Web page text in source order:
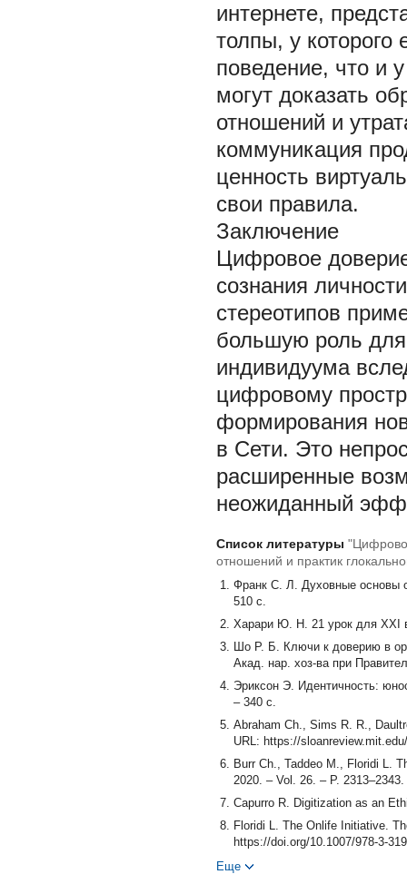
интернете,
толпы, у
поведение, что и
могут доказать
отношений и
коммуникация
ценность
свои правила.
Заключение
Цифровое
сознания
стереотипов
большую роль для
индивидуума
цифровому
формирования
в Сети. Это
расширенные
неожиданный
Список литературы
отношений и практик
Франк С. Л. Духовные основы
510 с.
Харари Ю. Н. 21 урок для ХХI
Шо Р. Б. Ключи к доверию в
Акад. нар. хоз-ва при
Эриксон Э. Идентичность:
– 340 с.
Abraham Ch., Sims R. R.,
URL: https://
Burr Ch., Taddeo М., Floridi L.
2020. – Vol. 26. – P. 2313–2343.
Capurro R. Digitization as an
Floridi L. The Onlife Initiative.
https://doi.org/10.1007/978-3-
Jones K. Trust as an affective
Еще